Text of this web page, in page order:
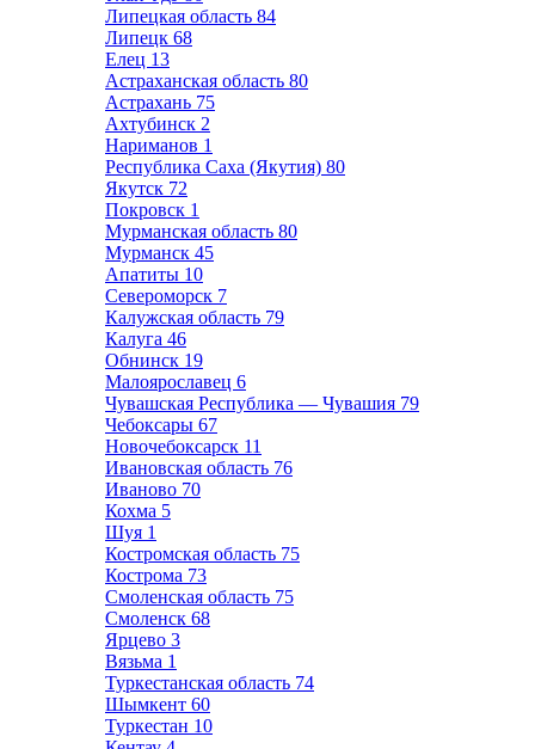
Липецкая область 84
Липецк 68
Елец 13
Астраханская область 80
Астрахань 75
Ахтубинск 2
Нариманов 1
Республика Саха (Якутия) 80
Якутск 72
Покровск 1
Мурманская область 80
Мурманск 45
Апатиты 10
Североморск 7
Калужская область 79
Калуга 46
Обнинск 19
Малоярославец 6
Чувашская Республика — Чувашия 79
Чебоксары 67
Новочебоксарск 11
Ивановская область 76
Иваново 70
Кохма 5
Шуя 1
Костромская область 75
Кострома 73
Смоленская область 75
Смоленск 68
Ярцево 3
Вязьма 1
Туркестанская область 74
Шымкент 60
Туркестан 10